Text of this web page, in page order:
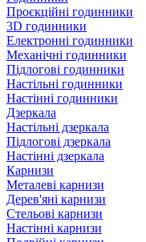
Проєкційні годинники
3D годинники
Електронні годинники
Механічні годинники
Підлогові годинники
Настільні годинники
Настінні годинники
Дзеркала
Настільні дзеркала
Підлогові дзеркала
Настінні дзеркала
Карнизи
Металеві карнизи
Дерев'яні карнизи
Стельові карнизи
Настінні карнизи